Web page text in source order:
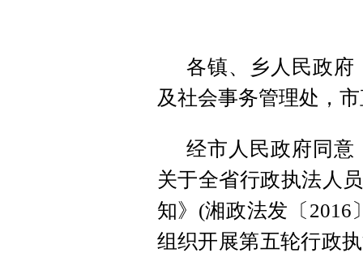
各镇、乡人民政府
及社会事务管理处，
经市人民政府同意
关于全省行政执法人
知》(湘政法发〔2016
组织开展第五轮行政